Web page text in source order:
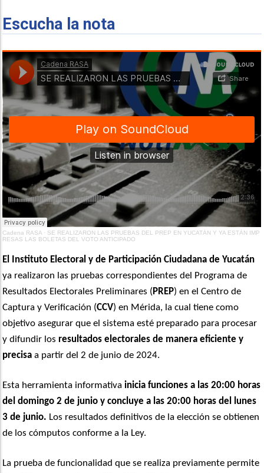
Escucha la nota
Cadena RASA · SE REALIZARON LAS PRUEBAS DEL PREP EN YUCATÁN Y YA ESTÁN IMP
RESAS LAS BOLETAS DEL VOTO ANTICIPADO
El Instituto Electoral y de Participación Ciudadana de Yucatán
ya realizaron las pruebas correspondientes del Programa de
Resultados Electorales Preliminares ( PREP) en el Centro de
Captura y Verificación (CCV) en Mérida, la cual tiene como
objetivo asegurar que el sistema esté preparado para procesar
y difundir los resultados electorales de manera eficiente y
precisa a partir del 2 de junio de 2024.
Esta herramienta informativa inicia funciones a las 20:00 horas
del domingo 2 de junio y concluye a las 20:00 horas del lunes
3 de junio. Los resultados definitivos de la elección se obtienen
de los cómputos conforme a la Ley.
La prueba de funcionalidad que se realiza previamente permite